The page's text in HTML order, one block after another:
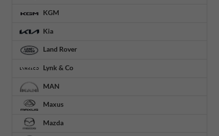
KGM
Kia
Land Rover
Lynk & Co
MAN
Maxus
Mazda